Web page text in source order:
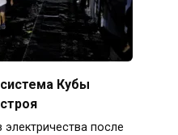
Кубы
после